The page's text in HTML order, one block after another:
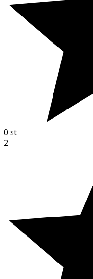
0 st
2